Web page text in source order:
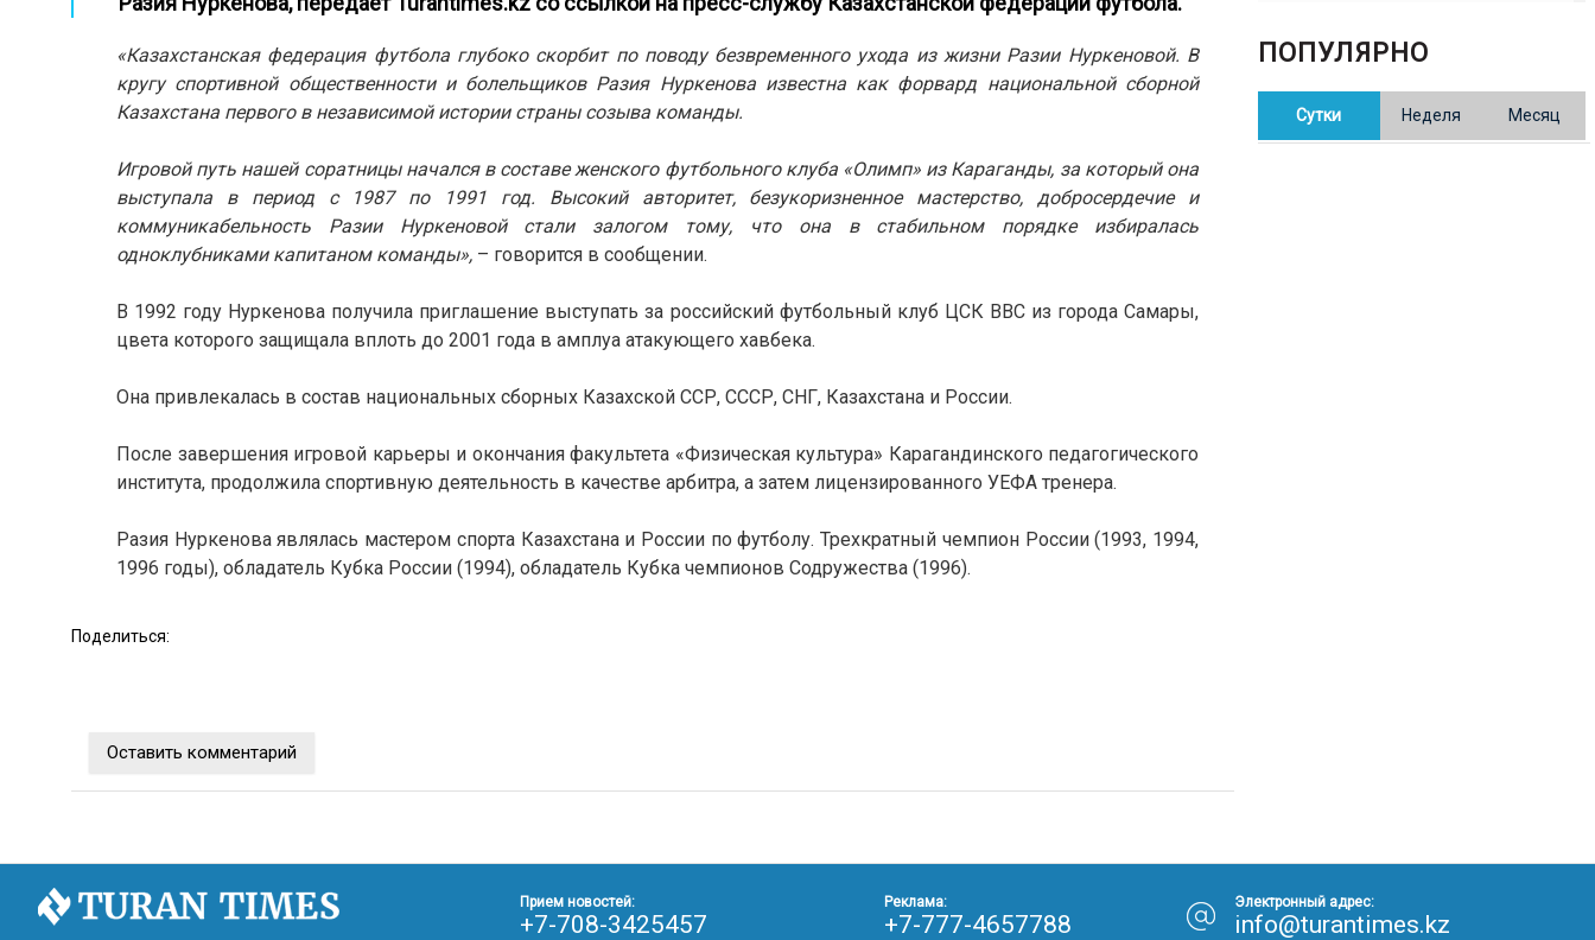
«Казахстанская федерация футбола глубоко скорбит по поводу безвременного ухода из жизни Разии Нуркеновой. В
кругу спортивной общественности и болельщиков Разия Нуркенова известна как форвард национальной сборной
Казахстана первого в независимой истории страны созыва команды.
Игровой путь нашей соратницы начался в составе женского футбольного клуба «Олимп» из Караганды, за который она
выступала в период с 1987 по 1991 год. Высокий авторитет, безукоризненное мастерство, добросердечие и
коммуникабельность Разии Нуркеновой стали залогом тому, что она в стабильном порядке избиралась
одноклубниками капитаном команды», – говорится в сообщении.
В 1992 году Нуркенова получила приглашение выступать за российский футбольный клуб ЦСК ВВС из города Самары,
цвета которого защищала вплоть до 2001 года в амплуа атакующего хавбека.
Она привлекалась в состав национальных сборных Казахской ССР, СССР, СНГ, Казахстана и России.
После завершения игровой карьеры и окончания факультета «Физическая культура» Карагандинского педагогического
института, продолжила спортивную деятельность в качестве арбитра, а затем лицензированного УЕФА тренера.
Разия Нуркенова являлась мастером спорта Казахстана и России по футболу. Трехкратный чемпион России (1993, 1994,
1996 годы), обладатель Кубка России (1994), обладатель Кубка чемпионов Содружества (1996).
Поделиться:
Оставить комментарий
В Казахстане готовят новую
редакцию Конституции: меняется
ПОПУЛЯРНО
Сутки Неделя Месяц
Прием новостей:
+7-708-3425457
Реклама:
+7-777-4657788
Электронный адрес:
info@turantimes.kz